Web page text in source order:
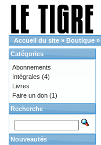
Accueil du site » Boutique »
Catégories
Abonnements
Intégrales (4)
Livres
Faire un don (1)
Recherche
Nouveautés